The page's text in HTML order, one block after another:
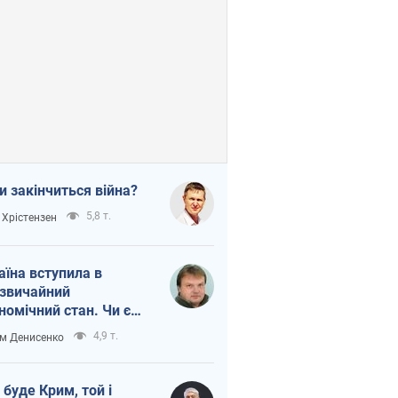
закінчиться війна?
5,8 т.
вступила в
стан. Чи є
вкінці тунелю?
Денисенко 4,9 т.
Крим, той і